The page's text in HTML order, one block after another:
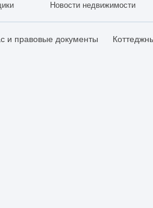
Новости недвижимости
и правовые документы